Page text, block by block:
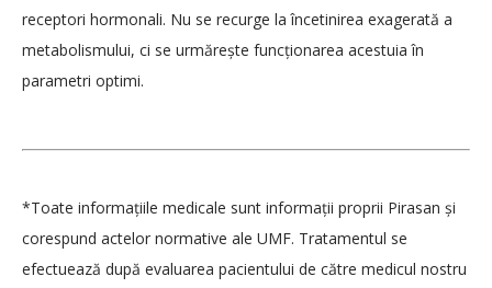
receptori hormonali. Nu se recurge la încetinirea exagerată a
metabolismului, ci se urmărește funcționarea acestuia în
parametri optimi.
*Toate informațiile medicale sunt informații proprii Pirasan și
corespund actelor normative ale UMF. Tratamentul se
efectuează după evaluarea pacientului de către medicul nostru